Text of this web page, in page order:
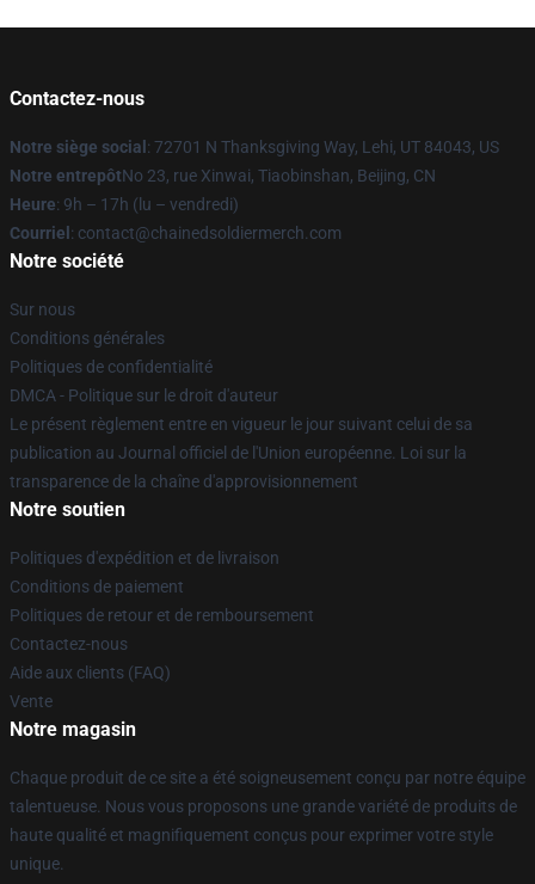
Contactez-nous
Notre siège social : 72701 N Thanksgiving Way, Lehi, UT 84043, US
Notre entrepôtNo 23, rue Xinwai, Tiaobinshan, Beijing, CN
Heure: 9h – 17h (lu – vendredi)
Courriel : contact@chainedsoldiermerch.com
Notre société
Sur nous
Conditions générales
Politiques de confidentialité
DMCA - Politique sur le droit d'auteur
Le présent règlement entre en vigueur le jour suivant celui de sa
publication au Journal officiel de l'Union européenne. Loi sur la
transparence de la chaîne d'approvisionnement
Notre soutien
Politiques d'expédition et de livraison
Conditions de paiement
Politiques de retour et de remboursement
Contactez-nous
Aide aux clients (FAQ)
Vente
Notre magasin
Chaque produit de ce site a été soigneusement conçu par notre équipe
talentueuse. Nous vous proposons une grande variété de produits de
haute qualité et magnifiquement conçus pour exprimer votre style
unique.